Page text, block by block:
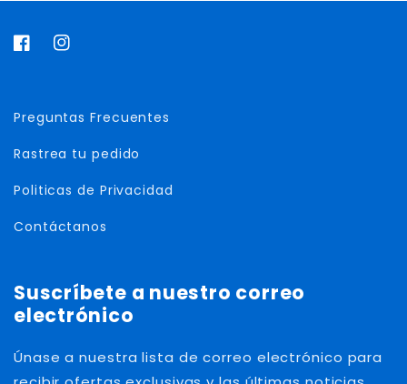
F
e
o
I
t
r
m
Preguntas Frecuentes
Rastrea tu pedido
Politicas de Privacidad
Contáctanos
Suscríbete a nuestro correo
electrónico
Únase a nuestra lista de correo electrónico para